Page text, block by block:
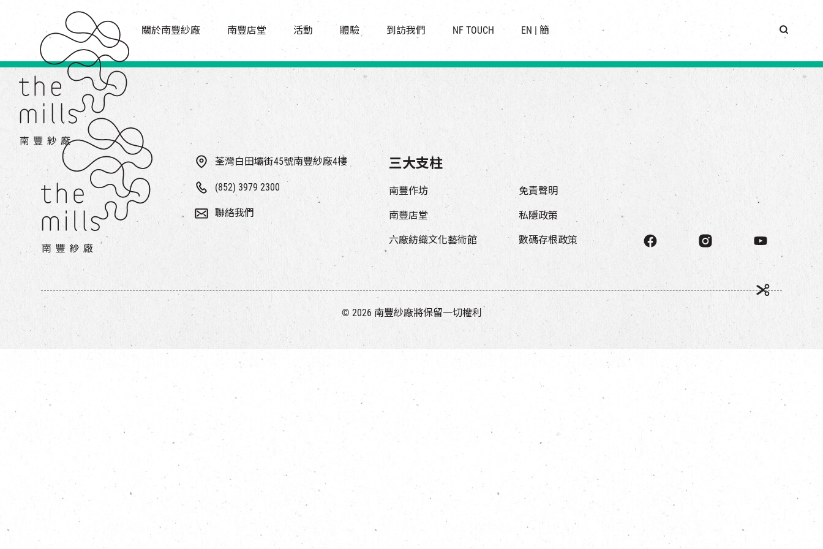
關於南豐紗廠
傳承與歷史
願景
媒體中心
聯絡我們
南豐店堂
商店
活動場地
活動
所有活動
世界之約
導賞團
體驗
走進南豐紗廠
CHAT六廠
南豐作坊
其他體驗
到訪我們
開放時間及位置
穿梭巴士服務
停車場
NF TOUCH EN | 簡
荃灣白田壩街45號南豐紗廠4樓
(852) 3979 2300
聯絡我們
三大支柱
南豐作坊
南豐店堂
六廠紡織文化藝術館
免責聲明
私隱政策
數碼存根政策
© 2026 南豐紗廠將保留一切權利